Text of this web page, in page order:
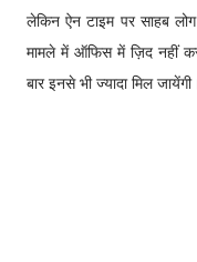
लेकिन ऐन टाइम पर साहब
मामले में ऑफिस में ज़िद नहीं
बार इनसे भी ज्यादा मिल